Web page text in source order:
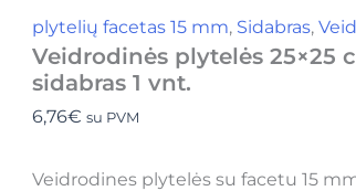
plytelių facetas 15 mm, Sidabras,
Veidrodinės plytelės 25×25
sidabras 1 vnt.
6,76€ su PVM
Veidrodines plytelės su facetu 15